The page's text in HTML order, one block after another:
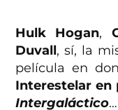
Hulk Hogan,
Duvall, sí, la
película en
Interestelar en
Intergaláctico